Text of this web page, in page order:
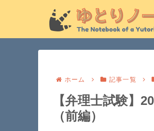
ホーム 記事一覧
【弁理士試験】
（前編）